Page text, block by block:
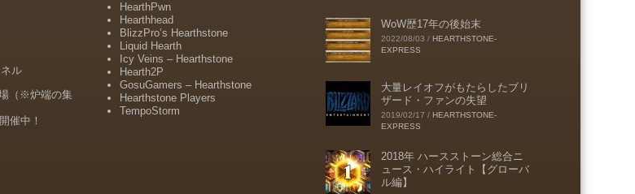
ル
（※炉端の集
催中！
HearthPwn
Hearthhead
BlizzPro’s Hearthstone
Liquid Hearth
Icy Veins – Hearthstone
Hearth2P
GosuGamers – Hearthstone
Hearthstone Players
TempoStorm
WoW歴17年の後始末
2022/08/03 / HEARTHSTONE-
EXPRESS
大量レイオフがもたらしたブリ
ザード・ファンの失望
2019/02/17 / HEARTHSTONE-
EXPRESS
2018年 ハースストーン総合ニ
ュース・ハイライト【グローバ
ル編】